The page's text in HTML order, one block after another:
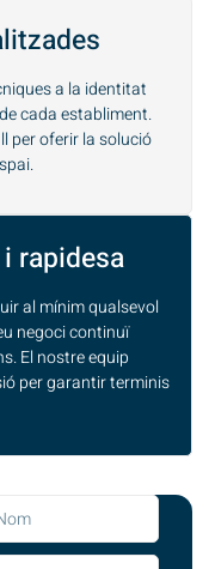
a la identitat
cada establiment.
per oferir la solució
rapidesa
al mínim qualsevol
negoci continuï
El nostre equip
per garantir terminis